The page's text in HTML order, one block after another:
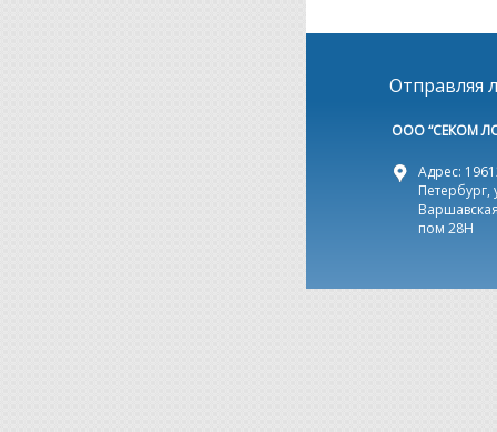
Отправляя
ООО “СЕКОМ
Адрес:
Петербург,
пом 28Н